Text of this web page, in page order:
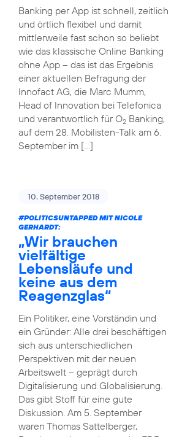
Banking per App ist schnell, zeitlich
und örtlich flexibel und damit
mittlerweile fast schon so beliebt
wie das klassische Online Banking
ohne App – das ist das Ergebnis
einer aktuellen Befragung der
Innofact AG, die Marc Mumm,
Head of Innovation bei Telefonica
und verantwortlich für O2Banking,
auf dem 28. Mobilisten-Talk am 6.
September im […]
10. September 2018
#POLITICSUNTAPPEDMIT NICOLE
GERHARDT:
„Wir brauchen
vielfältige
Lebensläufe und
keine aus dem
Reagenzglas“
Ein Politiker, eine Vorständin und
ein Gründer: Alle drei beschäftigen
sich aus unterschiedlichen
Perspektiven mit der neuen
Arbeitswelt – geprägt durch
Digitalisierung und Globalisierung.
Das gibt Stoff für eine gute
Diskussion. Am 5. September
waren Thomas Sattelberger,